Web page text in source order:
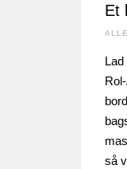
Et
ALLE
så